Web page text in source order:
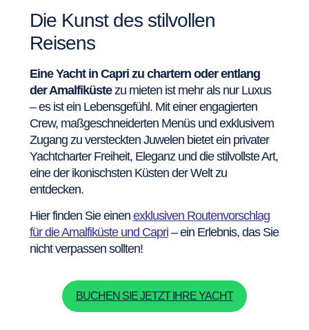
Die Kunst des stilvollen
Reisens
Eine Yacht in Capri zu chartern oder entlang
der Amalfiküstezu mieten ist mehr als nur Luxus
– es ist ein Lebensgefühl. Mit einer engagierten
Crew, maßgeschneiderten Menüs und exklusivem
Zugang zu versteckten Juwelen bietet ein privater
Yachtcharter Freiheit, Eleganz und die stilvollste Art,
eine der ikonischsten Küsten der Welt zu
entdecken.
Hier finden Sie einen exklusiven Routenvorschlag
für die Amalfiküste und Capri– ein Erlebnis, das Sie
nicht verpassen sollten!
BUCHEN SIE JETZT IHRE YACHT